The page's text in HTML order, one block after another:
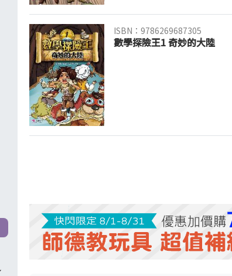
ISBN：9786269687305
數學探險王1 奇妙的大陸